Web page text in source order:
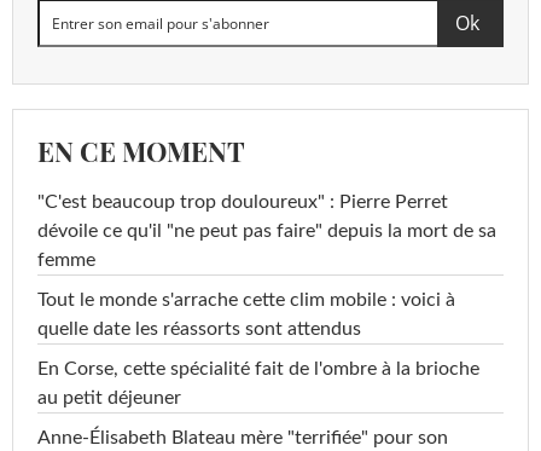
EN CE MOMENT
"C'est beaucoup trop douloureux" : Pierre Perret
dévoile ce qu'il "ne peut pas faire" depuis la mort de sa
femme
Tout le monde s'arrache cette clim mobile : voici à
quelle date les réassorts sont attendus
En Corse, cette spécialité fait de l'ombre à la brioche
au petit déjeuner
Anne-Élisabeth Blateau mère "terrifiée" pour son